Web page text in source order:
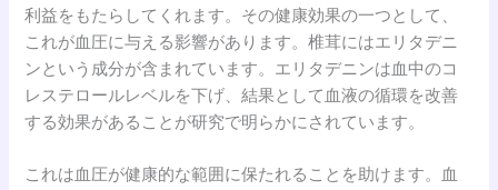
利益をもたらしてくれます。その健康効果の一つとして、
これが血圧に与える影響があります。椎茸にはエリタデニ
ンという成分が含まれています。エリタデニンは血中のコ
レステロールレベルを下げ、結果として血液の循環を改善
する効果があることが研究で明らかにされています。
これは血圧が健康的な範囲に保たれることを助けます。血